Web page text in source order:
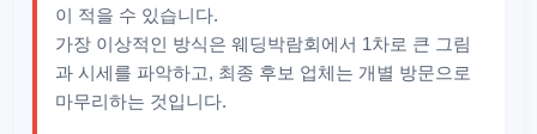
이 적을 수 있습니다.
가장 이상적인 방식은 웨딩박람회에서 1차로 큰 그림
과 시세를 파악하고, 최종 후보 업체는 개별 방문으로
마무리하는 것입니다.